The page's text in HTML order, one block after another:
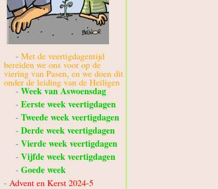
- Met de veertigdagentijd
bereiden we ons voor op de
viering van Pasen, en we doen dit
onder de leiding van de Heiligen
- Week van Aswoensdag
- Eerste week veertigdagen
- Tweede week veertigdagen
- Derde week veertigdagen
- Vierde week veertigdagen
- Vijfde week veertigdagen
- Goede week
- Advent en Kerst 2024-5